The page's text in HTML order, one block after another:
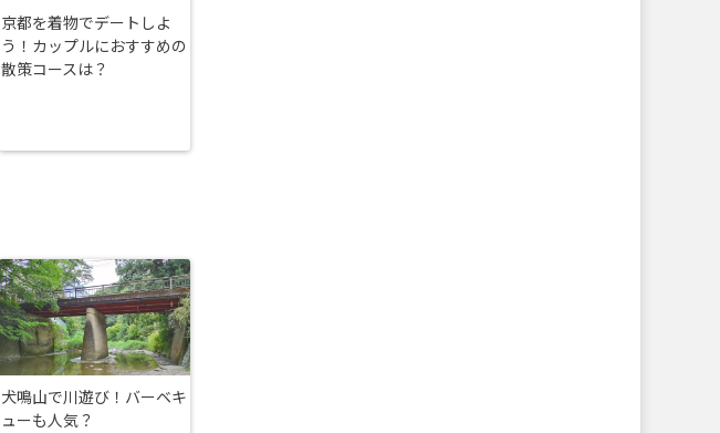
京都を着物でデートしよ
う！カップルにおすすめの
散策コースは？
犬鳴山で川遊び！バーベキ
ューも人気？